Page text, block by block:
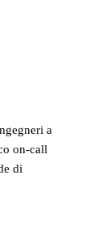
a
on-call
di